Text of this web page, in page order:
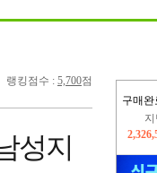
구매완
랭킹점수 : 5,700점
성지